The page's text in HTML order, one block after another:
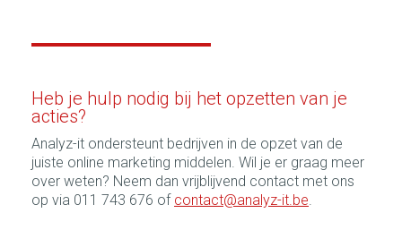
Heb je hulp nodig bij het opzetten van je
acties?
Analyz-it ondersteunt bedrijven in de opzet van de
juiste online marketing middelen. Wil je er graag meer
over weten? Neem dan vrijblijvend contact met ons
op via 011 743 676 of contact@analyz-it.be